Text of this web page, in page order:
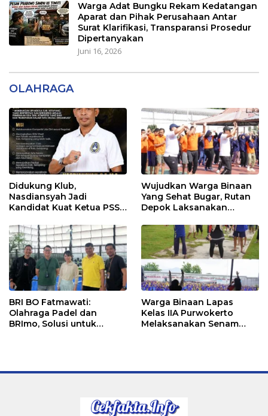
Warga Adat Bungku Rekam Kedatangan
Aparat dan Pihak Perusahaan Antar
Surat Klarifikasi, Transparansi Prosedur
Dipertanyakan
Juni 16, 2026
OLAHRAGA
Didukung Klub,
Nasdiansyah Jadi
Kandidat Kuat Ketua PSSI
Wujudkan Warga Binaan
Yang Sehat Bugar, Rutan
Depok Laksanakan
BRI BO Fatmawati:
Olahraga Padel dan
BRImo, Solusi untuk
Warga Binaan Lapas
Kelas IIA Purwokerto
Melaksanakan Senam